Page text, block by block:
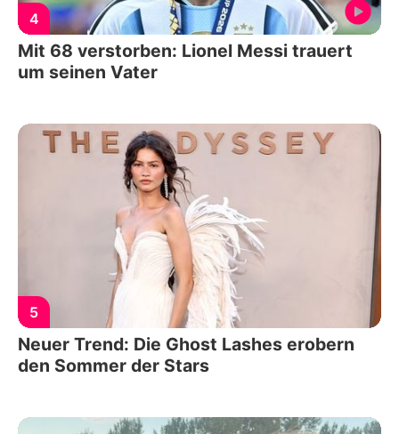
4
Mit 68 verstorben: Lionel Messi trauert
um seinen Vater
5
Neuer Trend: Die Ghost Lashes erobern
den Sommer der Stars